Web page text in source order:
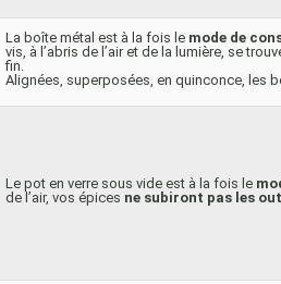
La boîte métal est à la fois le mode de
vis, à l’abris de l’air et de la lumière, se
fin.
Alignées, superposées, en quinconce, les
Le pot en verre sous vide est à la fois le
de l’air, vos épices ne subiront pas les